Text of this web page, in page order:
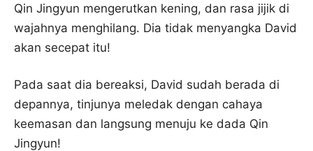
Qin Jingyun mengerutkan kening, dan rasa jijik di
wajahnya menghilang. Dia tidak menyangka David
akan secepat itu!
Pada saat dia bereaksi, David sudah berada di
depannya, tinjunya meledak dengan cahaya
keemasan dan langsung menuju ke dada Qin
Jingyun!